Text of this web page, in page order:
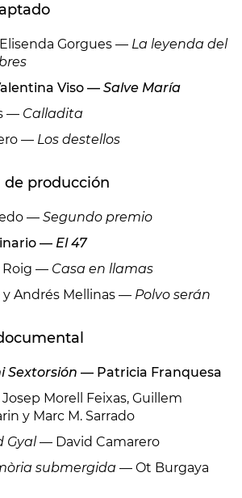
Elisenda Gorgues — La leyenda del
Viso — Salve María
— Calladita
— Los destellos
de producción
— Segundo premio
— El 47
Roig — Casa en llamas
y Andrés Mellinas — Polvo serán
Sextorsión — Patricia Franquesa
Morell Feixas, Guillem
y Marc M. Sarrado
Gyal — David Camarero
submergida — Ot Burgaya